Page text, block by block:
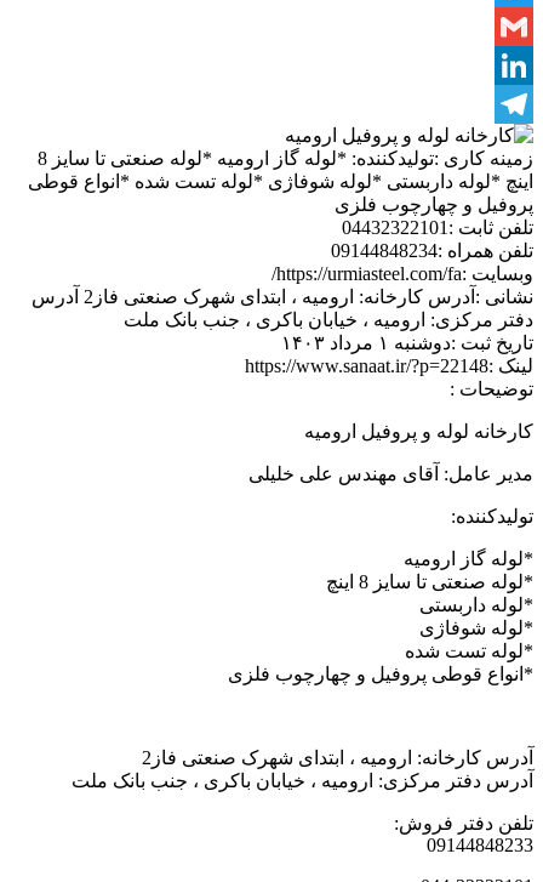
Twitter
Gmail
LinkedIn
Telegram
زمینه کاری :
تولیدکننده: *لوله گاز ارومیه *لوله صنعتی تا سایز 8
اینچ *لوله داربستی *لوله شوفاژی *لوله تست شده *انواع قوطی
پروفیل و چهارچوب فلزی
تلفن ثابت :04432322101
تلفن همراه :09144848234
وبسایت :https://urmiasteel.com/fa/
نشانی :
آدرس کارخانه: ارومیه ، ابتدای شهرک صنعتی فاز2 آدرس
دفتر مرکزی: ارومیه ، خیابان باکری ، جنب بانک ملت
تاریخ ثبت :دوشنبه ۱ مرداد ۱۴۰۳
لینک :https://www.sanaat.ir/?p=22148
توضیحات :
کارخانه لوله و پروفیل ارومیه
مدیر عامل: آقای مهندس علی خلیلی
تولیدکننده:
*لوله گاز ارومیه
*لوله صنعتی تا سایز 8 اینچ
*لوله داربستی
*لوله شوفاژی
*لوله تست شده
*انواع قوطی پروفیل و چهارچوب فلزی
آدرس کارخانه: ارومیه ، ابتدای شهرک صنعتی فاز2
آدرس دفتر مرکزی: ارومیه ، خیابان باکری ، جنب بانک ملت
تلفن دفتر فروش:
09144848233